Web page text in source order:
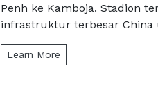
Penh ke Kamboja. Stadion
infrastruktur terbesar China
Learn More